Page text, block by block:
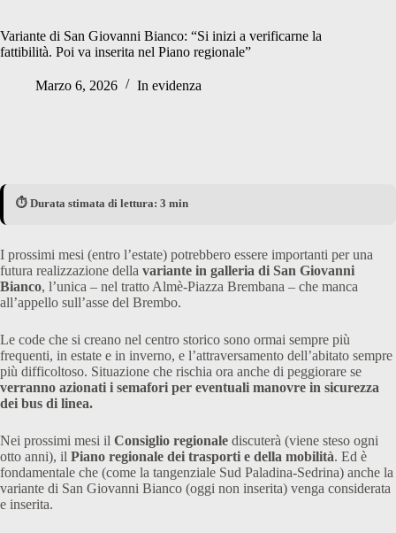
Variante di San Giovanni Bianco: “Si inizi a verificarne la
fattibilità. Poi va inserita nel Piano regionale”
Marzo 6, 2026 In evidenza
⏱️ Durata stimata di lettura: 3 min
I prossimi mesi (entro l’estate) potrebbero essere importanti per una
futura realizzazione della variante in galleria di San Giovanni
Bianco, l’unica – nel tratto Almè-Piazza Brembana – che manca
all’appello sull’asse del Brembo.
Le code che si creano nel centro storico sono ormai sempre più
frequenti, in estate e in inverno, e l’attraversamento dell’abitato sempre
più difficoltoso. Situazione che rischia ora anche di peggiorare se
verranno azionati i semafori per eventuali manovre in sicurezza
dei bus di linea.
Nei prossimi mesi il Consiglio regionale discuterà (viene steso ogni
otto anni), il Piano regionale dei trasporti e della mobilità. Ed è
fondamentale che (come la tangenziale Sud Paladina-Sedrina) anche la
variante di San Giovanni Bianco (oggi non inserita) venga considerata
e inserita.